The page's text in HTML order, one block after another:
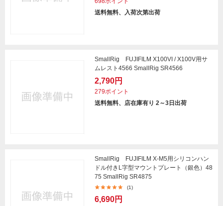
送料無料、入荷次第出荷
SmallRig FUJIFILM X100VI / X100V用サ
ムレスト4566 SmallRig SR4566
2,790円
279ポイント
送料無料、店在庫有り 2～3日出荷
SmallRig FUJIFILM X-M5用シリコンハン
ドル付きL字型マウントプレート（銀色）48
75 SmallRig SR4875
(1)
6,690円